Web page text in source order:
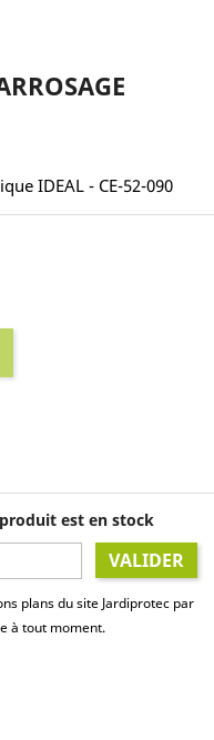
IDEAL - CE-52-090
est en stock
VALIDER
plans du site Jardiprotec par
à tout moment.